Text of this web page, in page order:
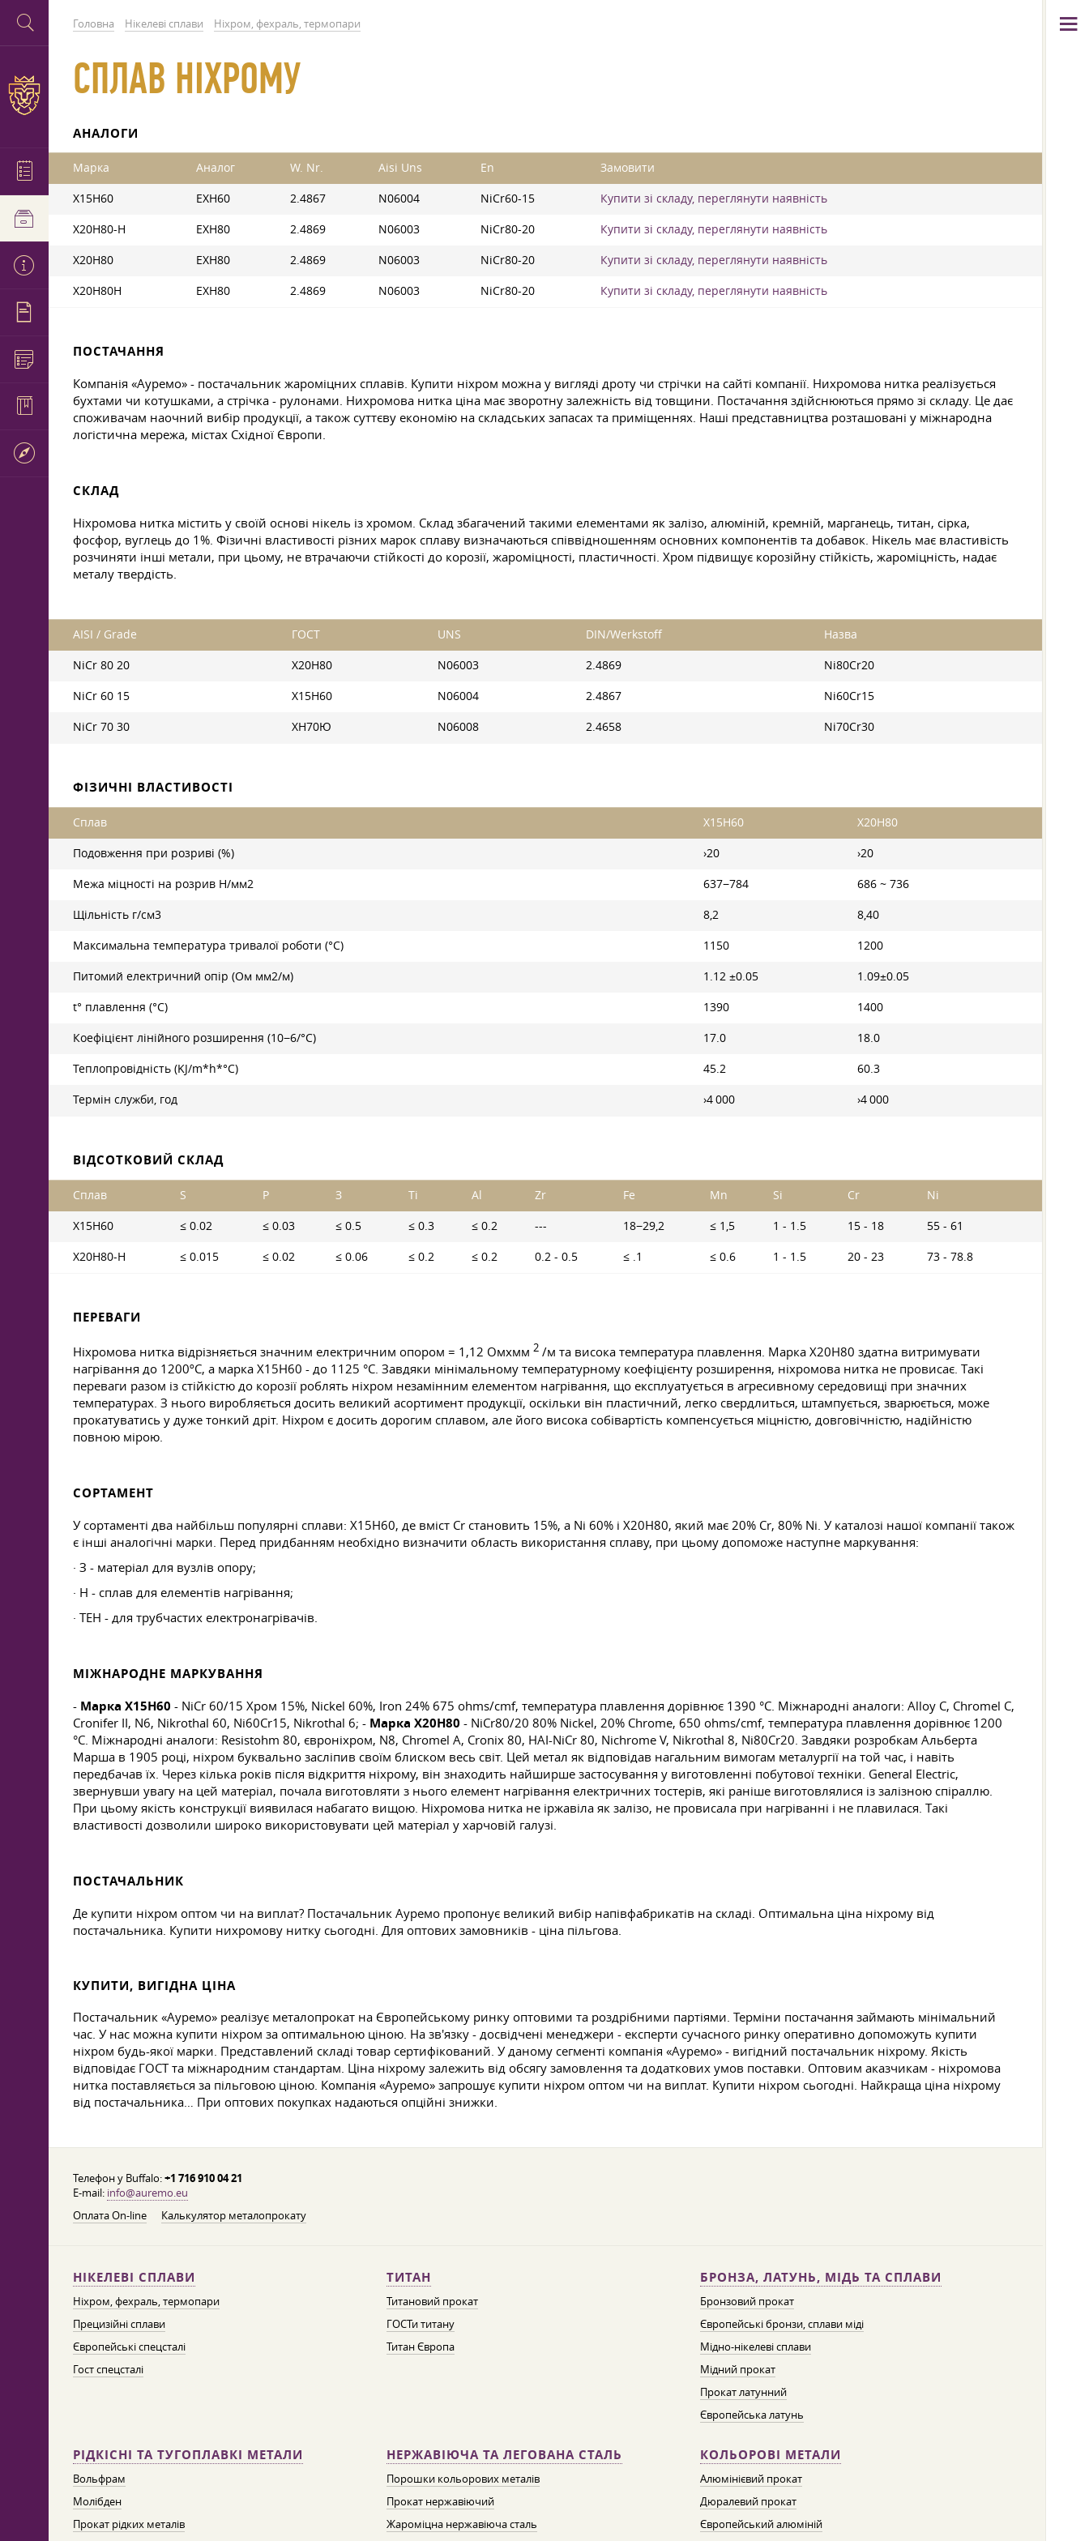
Головна Нікелеві сплави Ніхром, фехраль, термопари
СПЛАВ НІХРОМУ
АНАЛОГИ
Марка Аналог W. Nr. Aisi Uns En Замовити
Х15Н60 ЕХН60 2.4867 N06004 NiCr60-15 Купити зі складу, переглянути наявність
Х20Н80-Н ЕХН80 2.4869 N06003 NiCr80-20 Купити зі складу, переглянути наявність
Х20Н80 ЕХН80 2.4869 N06003 NiCr80-20 Купити зі складу, переглянути наявність
Х20Н80Н ЕХН80 2.4869 N06003 NiCr80-20 Купити зі складу, переглянути наявність
ПОСТАЧАННЯ
Компанія «Ауремо» - постачальник жароміцних сплавів. Купити ніхром можна у вигляді дроту чи стрічки на сайті компанії. Нихромова нитка реалізується
бухтами чи котушками, а стрічка - рулонами. Нихромова нитка ціна має зворотну залежність від товщини. Постачання здійснюються прямо зі складу. Це дає
споживачам наочний вибір продукції, а також суттєву економію на складських запасах та приміщеннях. Наші представництва розташовані у міжнародна
логістична мережа, містах Східної Європи.
СКЛАД
Ніхромова нитка містить у своїй основі нікель із хромом. Склад збагачений такими елементами як залізо, алюміній, кремній, марганець, титан, сірка,
фосфор, вуглець до 1%. Фізичні властивості різних марок сплаву визначаються співвідношенням основних компонентів та добавок. Нікель має властивість
розчиняти інші метали, при цьому, не втрачаючи стійкості до корозії, жароміцності, пластичності. Хром підвищує корозійну стійкість, жароміцність, надає
металу твердість.
AISI / Grade ГОСТ UNS DIN/Werkstoff Назва
NiCr 80 20 Х20Н80 N06003 2.4869 Ni80Cr20
NiCr 60 15 Х15Н60 N06004 2.4867 Ni60Cr15
NiCr 70 30 ХН70Ю N06008 2.4658 Ni70Cr30
ФІЗИЧНІ ВЛАСТИВОСТІ
Сплав Х15Н60 Х20Н80
Подовження при розриві (%) ›20 ›20
Межа міцності на розрив Н/мм2 637−784 686 ~ 736
Щільність г/см3 8,2 8,40
Максимальна температура тривалої роботи (°C) 1150 1200
Питомий електричний опір (Ом мм2/м) 1.12 ±0.05 1.09±0.05
t° плавлення (°C) 1390 1400
Коефіцієнт лінійного розширення (10−6/°С) 17.0 18.0
Теплопровідність (KJ/m*h*°C) 45.2 60.3
Термін служби, год ›4 000 ›4 000
ВІДСОТКОВИЙ СКЛАД
Сплав S P З Ti Al Zr Fe Mn Si Cr Ni
Х15Н60 ≤ 0.02 ≤ 0.03 ≤ 0.5 ≤ 0.3 ≤ 0.2 --- 18−29,2 ≤ 1,5 1 - 1.5 15 - 18 55 - 61
Х20Н80-Н ≤ 0.015 ≤ 0.02 ≤ 0.06 ≤ 0.2 ≤ 0.2 0.2 - 0.5 ≤ .1 ≤ 0.6 1 - 1.5 20 - 23 73 - 78.8
ПЕРЕВАГИ
Ніхромова нитка відрізняється значним електричним опором = 1,12 Омхмм 2 /м та висока температура плавлення. Марка Х20Н80 здатна витримувати
нагрівання до 1200ºС, а марка Х15Н60 - до 1125 °C. Завдяки мінімальному температурному коефіцієнту розширення, ніхромова нитка не провисає. Такі
переваги разом із стійкістю до корозії роблять ніхром незамінним елементом нагрівання, що експлуатується в агресивному середовищі при значних
температурах. З нього виробляється досить великий асортимент продукції, оскільки він пластичний, легко свердлиться, штампується, зварюється, може
прокатуватись у дуже тонкий дріт. Ніхром є досить дорогим сплавом, але його висока собівартість компенсується міцністю, довговічністю, надійністю
повною мірою.
СОРТАМЕНТ
У сортаменті два найбільш популярні сплави: Х15Н60, де вміст Cr становить 15%, а Ni 60% і Х20Н80, який має 20% Cr, 80% Ni. У каталозі нашої компанії також
є інші аналогічні марки. Перед придбанням необхідно визначити область використання сплаву, при цьому допоможе наступне маркування:
· З - матеріал для вузлів опору;
· Н - сплав для елементів нагрівання;
· ТЕН - для трубчастих електронагрівачів.
МІЖНАРОДНЕ МАРКУВАННЯ
- Марка Х15Н60 - NiCr 60/15 Хром 15%, Nickel 60%, Iron 24% 675 ohms/cmf, температура плавлення дорівнює 1390 °C. Міжнародні аналоги: Alloy C, Chromel C,
Cronifer II, N6, Nikrothal 60, Ni60Cr15, Nikrothal 6; - Марка Х20Н80 - NiCr80/20 80% Nickel, 20% Chrome, 650 ohms/cmf, температура плавлення дорівнює 1200
°C. Міжнародні аналоги: Resistohm 80, євроніхром, N8, Chromel A, Cronix 80, HAI-NiCr 80, Nichrome V, Nikrothal 8, Ni80Cr20. Завдяки розробкам Альберта
Марша в 1905 році, ніхром буквально засліпив своїм блиском весь світ. Цей метал як відповідав нагальним вимогам металургії на той час, і навіть
передбачав їх. Через кілька років після відкриття ніхрому, він знаходить найширше застосування у виготовленні побутової техніки. General Electric,
звернувши увагу на цей матеріал, почала виготовляти з нього елемент нагрівання електричних тостерів, які раніше виготовлялися із залізною спіраллю.
При цьому якість конструкції виявилася набагато вищою. Ніхромова нитка не іржавіла як залізо, не провисала при нагріванні і не плавилася. Такі
властивості дозволили широко використовувати цей матеріал у харчовій галузі.
ПОСТАЧАЛЬНИК
Де купити ніхром оптом чи на виплат? Постачальник Ауремо пропонує великий вибір напівфабрикатів на складі. Оптимальна ціна ніхрому від
постачальника. Купити нихромову нитку сьогодні. Для оптових замовників - ціна пільгова.
КУПИТИ, ВИГІДНА ЦІНА
Постачальник «Ауремо» реалізує металопрокат на Європейському ринку оптовими та роздрібними партіями. Терміни постачання займають мінімальний
час. У нас можна купити ніхром за оптимальною ціною. На зв'язку - досвідчені менеджери - експерти сучасного ринку оперативно допоможуть купити
ніхром будь-якої марки. Представлений складі товар сертифікований. У даному сегменті компанія «Ауремо» - вигідний постачальник ніхрому. Якість
відповідає ГОСТ та міжнародним стандартам. Ціна ніхрому залежить від обсягу замовлення та додаткових умов поставки. Оптовим аказчикам - ніхромова
нитка поставляється за пільговою ціною. Компанія «Ауремо» запрошує купити ніхром оптом чи на виплат. Купити ніхром сьогодні. Найкраща ціна ніхрому
від постачальника… При оптових покупках надаються опційні знижки.
Телефон у Buffalo:+1 716 910 04 21
E-mail: info@auremo.eu
Оплата On-line
Калькулятор металопрокату
НІКЕЛЕВІ СПЛАВИ
Ніхром, фехраль, термопари
Прецизійні сплави
Європейські спецсталі
Гост спецсталі
ТИТАН
Титановий прокат
ГОСТи титану
Титан Європа
БРОНЗА, ЛАТУНЬ, МІДЬ ТА СПЛАВИ
Бронзовий прокат
Європейські бронзи, сплави міді
Мідно-нікелеві сплави
Мідний прокат
Прокат латунний
Європейська латунь
РІДКІСНІ ТА ТУГОПЛАВКІ МЕТАЛИ
Вольфрам
Молібден
Прокат рідких металів
НЕРЖАВІЮЧА ТА ЛЕГОВАНА СТАЛЬ
Порошки кольорових металів
Прокат нержавіючий
Жароміцна нержавіюча сталь
КОЛЬОРОВІ МЕТАЛИ
Алюмінієвий прокат
Дюралевий прокат
Європейський алюміній